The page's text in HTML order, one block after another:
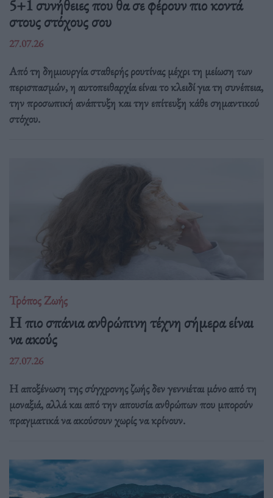
5+1 συνήθειες που θα σε φέρουν πιο κοντά
στους στόχους σου
27.07.26
Από τη δημιουργία σταθερής ρουτίνας μέχρι τη μείωση των
περισπασμών, η αυτοπειθαρχία είναι το κλειδί για τη συνέπεια,
την προσωπική ανάπτυξη και την επίτευξη κάθε σημαντικού
στόχου.
Τρόπος Ζωής
Η πιο σπάνια ανθρώπινη τέχνη σήμερα είναι
να ακούς
27.07.26
Η αποξένωση της σύγχρονης ζωής δεν γεννιέται μόνο από τη
μοναξιά, αλλά και από την απουσία ανθρώπων που μπορούν
πραγματικά να ακούσουν χωρίς να κρίνουν.